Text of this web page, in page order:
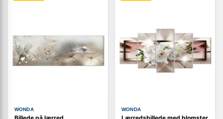
WONDA WONDA